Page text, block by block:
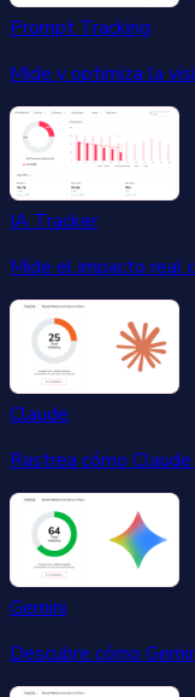
Prompt Tracking
Mide y optimiza la
IA Tracker
Mide el impacto real
Claude
Rastrea cómo
Gemini
Descubre cómo